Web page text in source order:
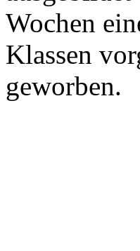
Wochen
Klassen
geworben.